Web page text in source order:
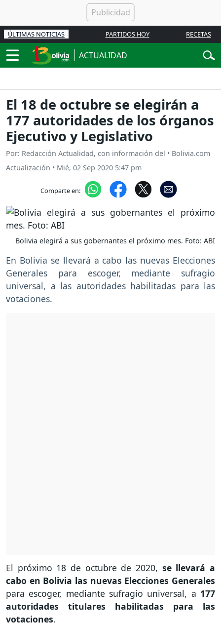
ÚLTIMAS NOTICIAS PARTIDOS HOY RECETAS
ACTUALIDAD
El 18 de octubre se elegirán a
177 autoridades de los órganos
Ejecutivo y Legislativo
Por: Redacción Actualidad, con información del • Bolivia.com
Actualización • Mié, 02 Sep 2020 5:47 pm
Comparte en:
Bolivia elegirá a sus gobernantes el próximo mes. Foto: ABI
En Bolivia se llevará a cabo las nuevas Elecciones
Generales para escoger, mediante sufragio
universal, a las autoridades habilitadas para las
votaciones.
El próximo 18 de octubre de 2020, se llevará a
cabo en Bolivia las nuevas Elecciones Generales
para escoger, mediante sufragio universal, a 177
autoridades titulares habilitadas para las
votaciones.